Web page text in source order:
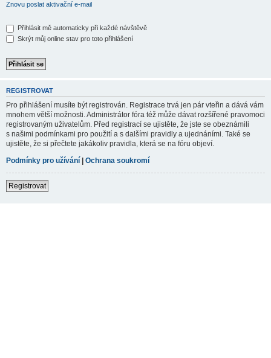
Znovu poslat aktivační e-mail
Přihlásit mě automaticky při každé návštěvě
Skrýt můj online stav pro toto přihlášení
REGISTROVAT
Pro přihlášení musíte být registrován. Registrace trvá jen pár vteřin a dává vám
mnohem větší možnosti. Administrátor fóra též může dávat rozšířené pravomoci
registrovaným uživatelům. Před registrací se ujistěte, že jste se obeznámili
s našimi podmínkami pro použití a s dalšími pravidly a ujednáními. Také se
ujistěte, že si přečtete jakákoliv pravidla, která se na fóru objeví.
Podmínky pro užívání | Ochrana soukromí
Registrovat